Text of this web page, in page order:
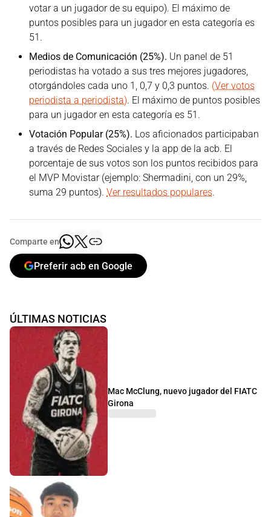
votar a un jugador de su equipo). El máximo de
puntos posibles para un jugador en esta categoría es
51.
Medios de Comunicación (25%). Un panel de 51
periodistas ha votado a sus tres mejores jugadores,
otorgándoles cada uno 1, 0,7 y 0,3 puntos. (Ver votos
periodista a periodista). El máximo de puntos posibles
para un jugador en esta categoría es 51.
Votación Popular (25%). Los aficionados participaban
a través de Redes Sociales y la app de la acb. El
porcentaje de sus votos son los puntos recibidos para
el MVP Movistar (ejemplo: Shermadini, con un 29%,
suma 29 puntos). Ver resultados populares.
Comparte en
Preferir acb en Google
ÚLTIMAS NOTICIAS
Mac McClung, nuevo jugador del FIATC
Girona